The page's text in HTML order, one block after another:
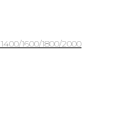
1400/1600/1800/2000